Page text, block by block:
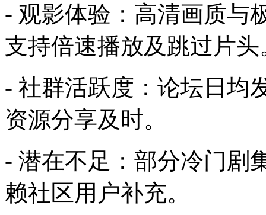
- 观影体验：高清画质与
支持倍速播放及跳过片头
- 社群活跃度：论坛日均
资源分享及时。
- 潜在不足：部分冷门剧
赖社区用户补充。